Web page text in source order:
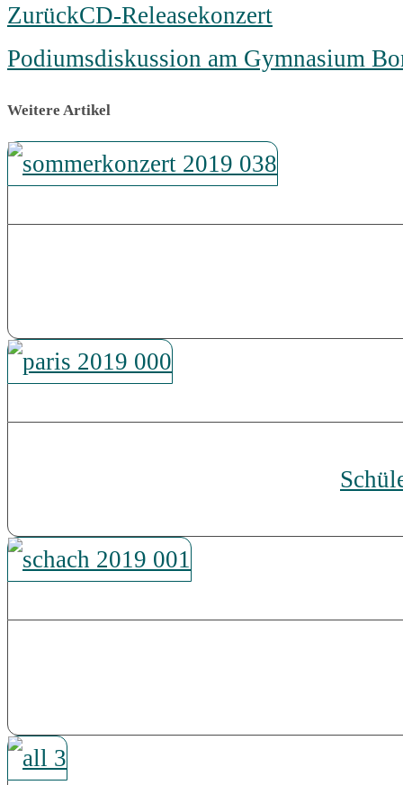
ZurückCD-Releasekonzert
Podiumsdiskussion am Gymnasium
Weitere Artikel